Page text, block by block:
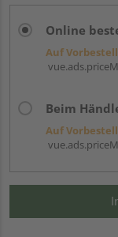
Online
Auf
Beim
Auf